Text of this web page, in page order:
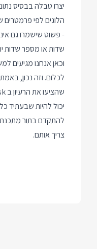
יצרו טבלה בבסיס
הלוגים לפי
- פשוט שישמרו גם
שדות או מספר שדות
לכלום. וזה נכון,
שהציעו את הרעיון ב Zendesk.
יכול להיות שבעתיד
להתקדם בתור
צריך אותם.